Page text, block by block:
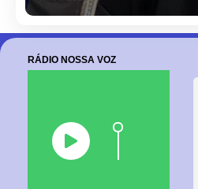
RÁDIO NOSSA VOZ